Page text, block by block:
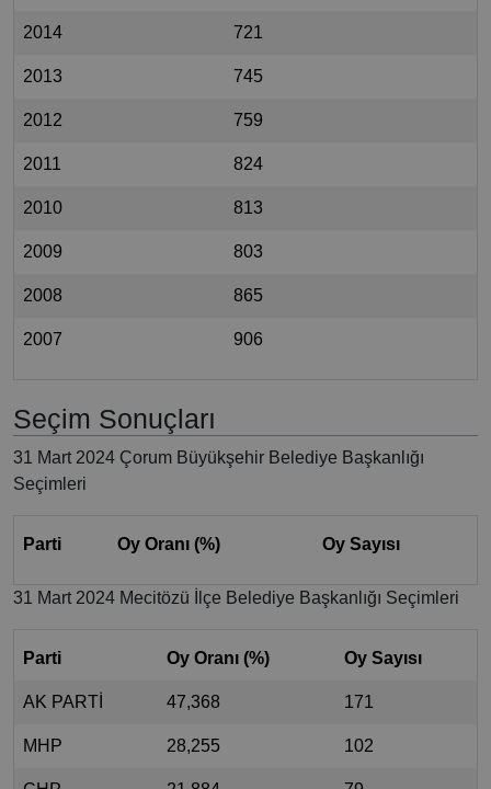
2014 721
2013 745
2012 759
2011 824
2010 813
2009 803
2008 865
2007 906
Seçim Sonuçları
31 Mart 2024 Çorum Büyükşehir Belediye Başkanlığı
Seçimleri
Parti Oy Oranı (%) Oy Sayısı
31 Mart 2024 Mecitözü İlçe Belediye Başkanlığı Seçimleri
Parti Oy Oranı (%) Oy Sayısı
AK PARTİ 47,368 171
MHP 28,255 102